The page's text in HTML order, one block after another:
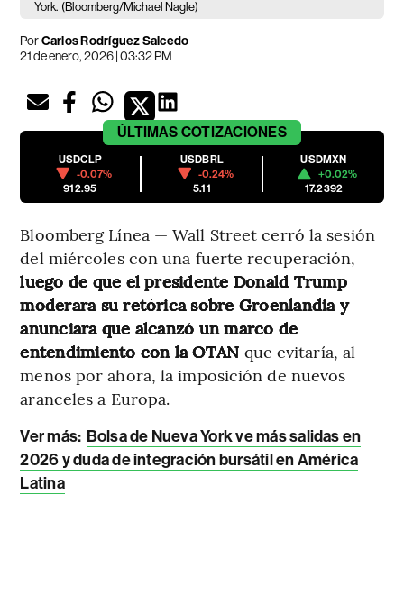
York. (Bloomberg/Michael Nagle)
PorCarlos Rodríguez Salcedo
21 de enero, 2026 | 03:32 PM
ÚLTIMAS COTIZACIONES
USDCLP
-0.07%
912.95
USDBRL
-0.24%
5.11
USDMXN
+0.02%
17.2392
Bloomberg Línea — Wall Street cerró la sesión
del miércoles con una fuerte recuperación,
luego de que el presidente Donald Trump
moderara su retórica sobre Groenlandia y
anunciara que alcanzó un marco de
entendimiento con la OTAN que evitaría, al
menos por ahora, la imposición de nuevos
aranceles a Europa.
Ver más: Bolsa de Nueva York ve más salidas en
2026 y duda de integración bursátil en América
Latina